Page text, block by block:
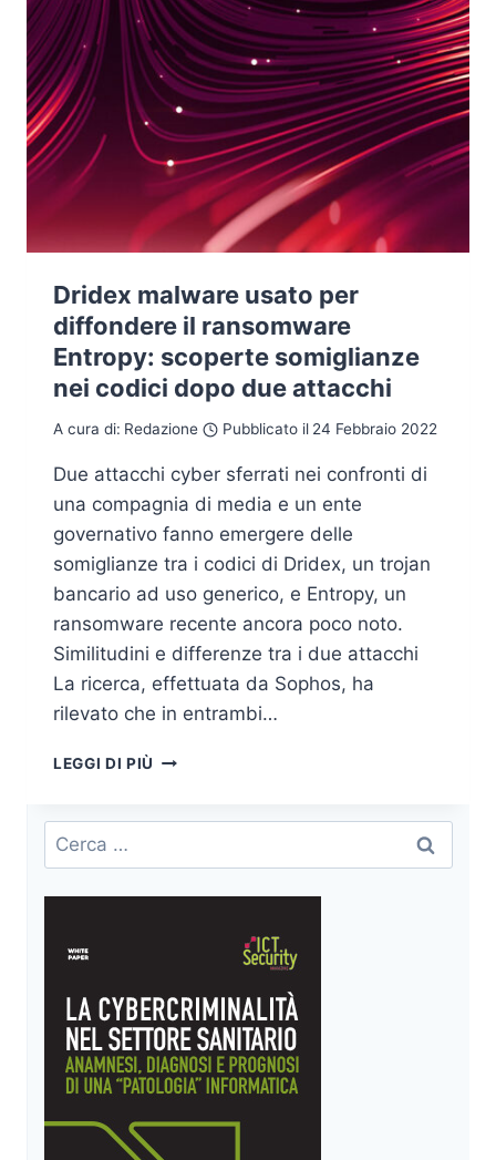
Dridex malware usato per
diffondere il ransomware
Entropy: scoperte somiglianze
nei codici dopo due attacchi
A cura di: Redazione Pubblicato il 24 Febbraio 2022
Due attacchi cyber sferrati nei confronti di
una compagnia di media e un ente
governativo fanno emergere delle
somiglianze tra i codici di Dridex, un trojan
bancario ad uso generico, e Entropy, un
ransomware recente ancora poco noto.
Similitudini e differenze tra i due attacchi
La ricerca, effettuata da Sophos, ha
rilevato che in entrambi…
LEGGI DI PIÙ DRIDEX
PER
IL
RANSOMWARE
SOMIGLIANZE
CODICI
DOPO
DUE
ATTACCHI
Ricerca
per: